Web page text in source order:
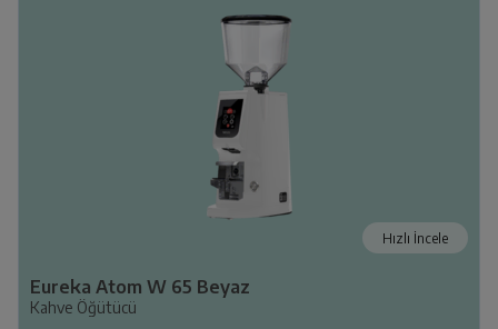
Hızlı İncele
Eureka Atom W 65 Beyaz
Kahve Öğütücü